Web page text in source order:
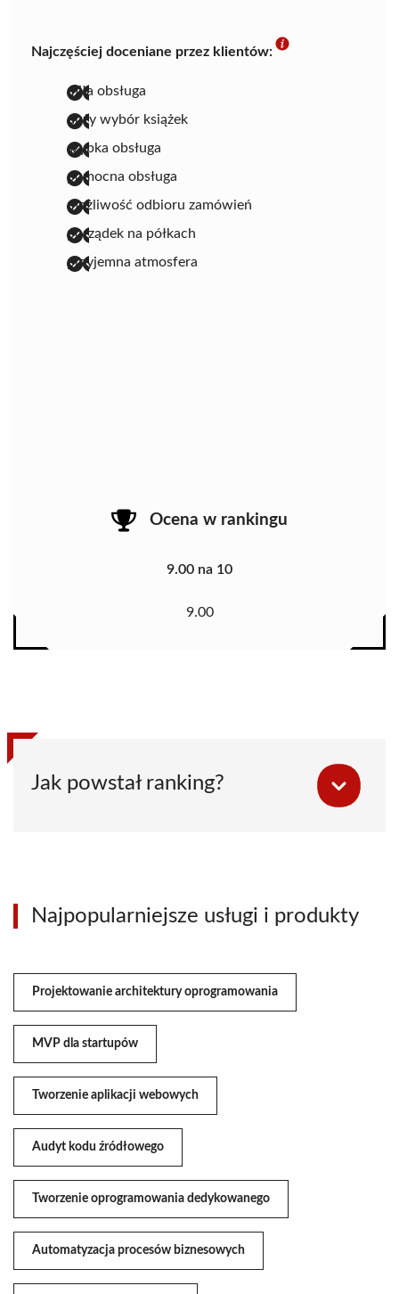
Najczęściej doceniane przez klientów:
miła obsługa
duży wybór książek
szybka obsługa
pomocna obsługa
możliwość odbioru zamówień
porządek na półkach
przyjemna atmosfera
Ocena w rankingu
9.00 na 10
9.00
Jak powstał ranking?
Najpopularniejsze usługi i produkty
Projektowanie architektury oprogramowania
MVP dla startupów
Tworzenie aplikacji webowych
Audyt kodu źródłowego
Tworzenie oprogramowania dedykowanego
Automatyzacja procesów biznesowych